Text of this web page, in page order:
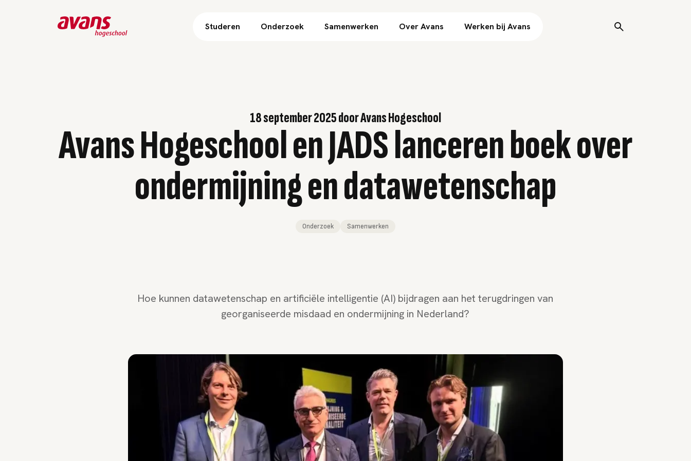
Direct naar inhoud
Studeren Onderzoek Samenwerken Over Avans Werken bij Avans
18 september 2025doorAvans Hogeschool
Avans Hogeschool en JADS lanceren boek over
ondermijning en datawetenschap
Onderzoek Samenwerken
Hoe kunnen datawetenschap en artificiële intelligentie (AI) bijdragen aan het terugdringen van
georganiseerde misdaad en ondermijning in Nederland?